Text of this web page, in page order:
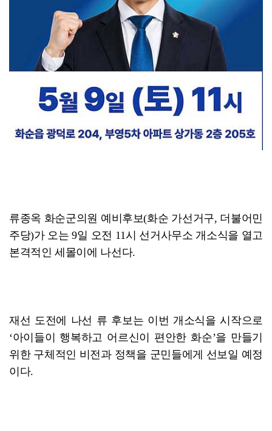
류종옥 화순군의원 예비후보(화순 가선거구, 더불어민
주당)가 오는 9일 오전 11시 선거사무소 개소식을 열고
본격적인 세몰이에 나선다.
재선 도전에 나선 류 후보는 이번 개소식을 시작으로
‘아이들이 행복하고 어르신이 편안한 화순’을 만들기
위한 구체적인 비전과 정책을 군민들에게 선보일 예정
이다.